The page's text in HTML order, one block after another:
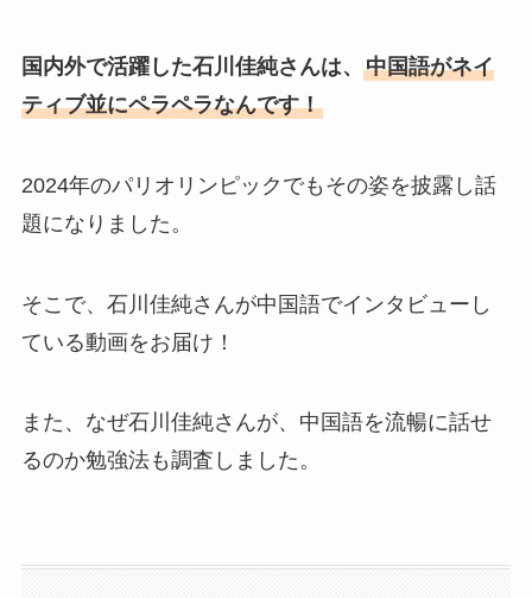
国内外で活躍した石川佳純さんは、 中国語がネイ
ティブ並にペラペラなんです！
2024年のパリオリンピックでもその姿を披露し話
題になりました。
そこで、石川佳純さんが中国語でインタビューし
ている動画をお届け！
また、なぜ石川佳純さんが、中国語を流暢に話せ
るのか勉強法も調査しました。